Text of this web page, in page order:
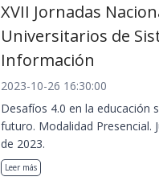
XVII Jornadas
Universitarios de
Información
2023-10-26 16:30:00
Desafíos 4.0 en la educación
futuro. Modalidad Presencial.
de 2023.
Leer más